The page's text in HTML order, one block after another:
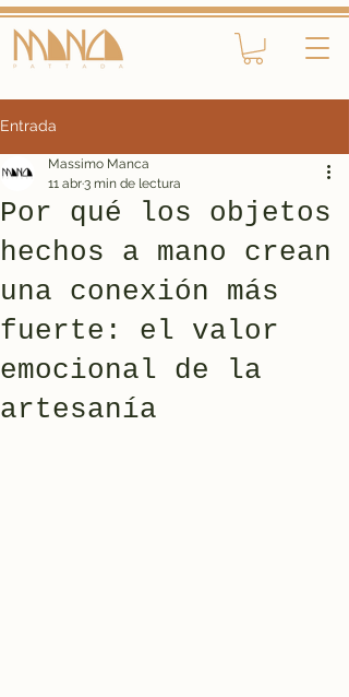
Entrada
Por qué los objetos
hechos a mano crean
una conexión más
fuerte: el valor
emocional de la
artesanía
Massimo Manca
11 abr3 min de lectura